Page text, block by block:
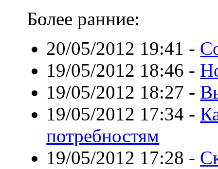
Более ранние:
20/05/2012 19:41 -
19/05/2012 18:46 -
19/05/2012 18:27 -
19/05/2012 17:34 -
потребностям
19/05/2012 17:28 -